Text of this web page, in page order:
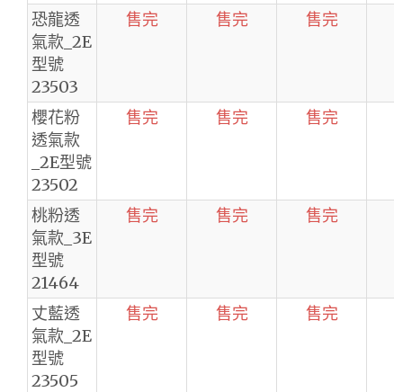
恐龍透
氣款_2E
型號
23503
售完 售完 售完
櫻花粉
透氣款
_2E型號
23502
售完 售完 售完
桃粉透
氣款_3E
型號
21464
售完 售完 售完
丈藍透
氣款_2E
型號
23505
售完 售完 售完